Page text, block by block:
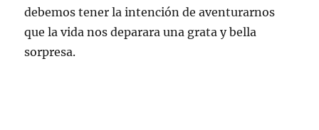
debemos tener la intención de aventurarnos
que la vida nos deparara una grata y bella
sorpresa.